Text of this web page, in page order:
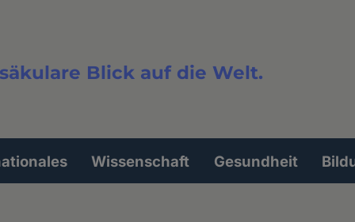
Blick auf die Welt.
Wissenschaft Gesundheit